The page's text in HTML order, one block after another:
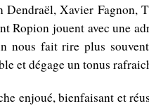
Dendraël, Xavier Fagnon,
Ropion jouent avec une
nous fait rire plus
et dégage un tonus
enjoué, bienfaisant et